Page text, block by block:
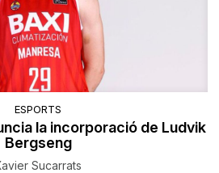
ESPORTS
la incorporació de Ludvik
Bergseng
Sucarrats